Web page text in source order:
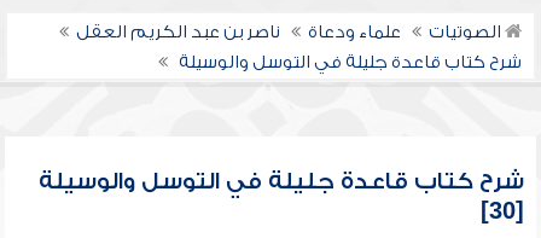
الصوتيات علماء ودعاة
ناصر بن عبد الكريم العقل
شرح كتاب قاعدة جليلة في التوسل والوسيلة
شرح كتاب قاعدة جليلة في التوسل والوسيلة
[30]